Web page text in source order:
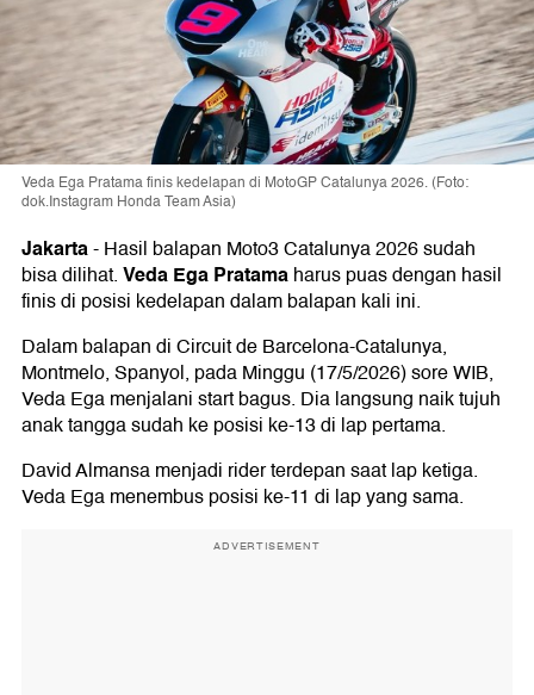
Veda Ega Pratama finis kedelapan di MotoGP Catalunya 2026. (Foto:
dok.Instagram Honda Team Asia)
Jakarta-Hasil balapan Moto3 Catalunya 2026 sudah
bisa dilihat.Veda Ega Pratamaharus puas dengan hasil
finis di posisi kedelapan dalam balapan kali ini.
Dalam balapan di Circuit de Barcelona-Catalunya,
Montmelo, Spanyol, pada Minggu (17/5/2026) sore WIB,
Veda Ega menjalani start bagus. Dia langsung naik tujuh
anak tangga sudah ke posisi ke-13 di lap pertama.
David Almansa menjadi rider terdepan saat lap ketiga.
Veda Ega menembus posisi ke-11 di lap yang sama.
ADVERTISEMENT